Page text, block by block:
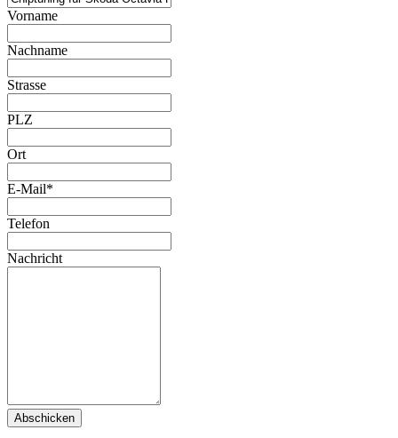
Vorname
Nachname
Strasse
PLZ
Ort
E-Mail*
Telefon
Nachricht
Abschicken